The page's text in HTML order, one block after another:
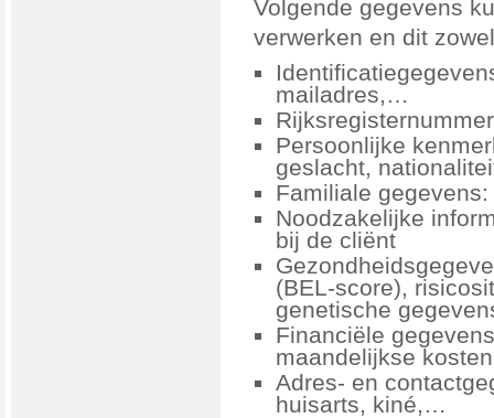
Volgende gegevens
verwerken en dit
mailadres,…
Rijksregisternummer
Persoonlijke
geslacht,
Familiale
Noodzakelijke
bij de cliënt
(BEL-score),
genetische
Financiële
maandelijkse
Adres- en
huisarts, kiné,…